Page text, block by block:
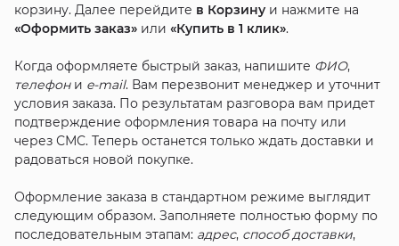
корзину. Далее перейдите в Корзинуи нажмите на
«Оформить заказ»или «Купить в 1 клик».
Когда оформляете быстрый заказ, напишите ФИО,
телефони e-mail. Вам перезвонит менеджер и уточнит
условия заказа. По результатам разговора вам придет
подтверждение оформления товара на почту или
через СМС. Теперь останется только ждать доставки и
радоваться новой покупке.
Оформление заказа в стандартном режиме выглядит
следующим образом. Заполняете полностью форму по
последовательным этапам: адрес, способ доставки,